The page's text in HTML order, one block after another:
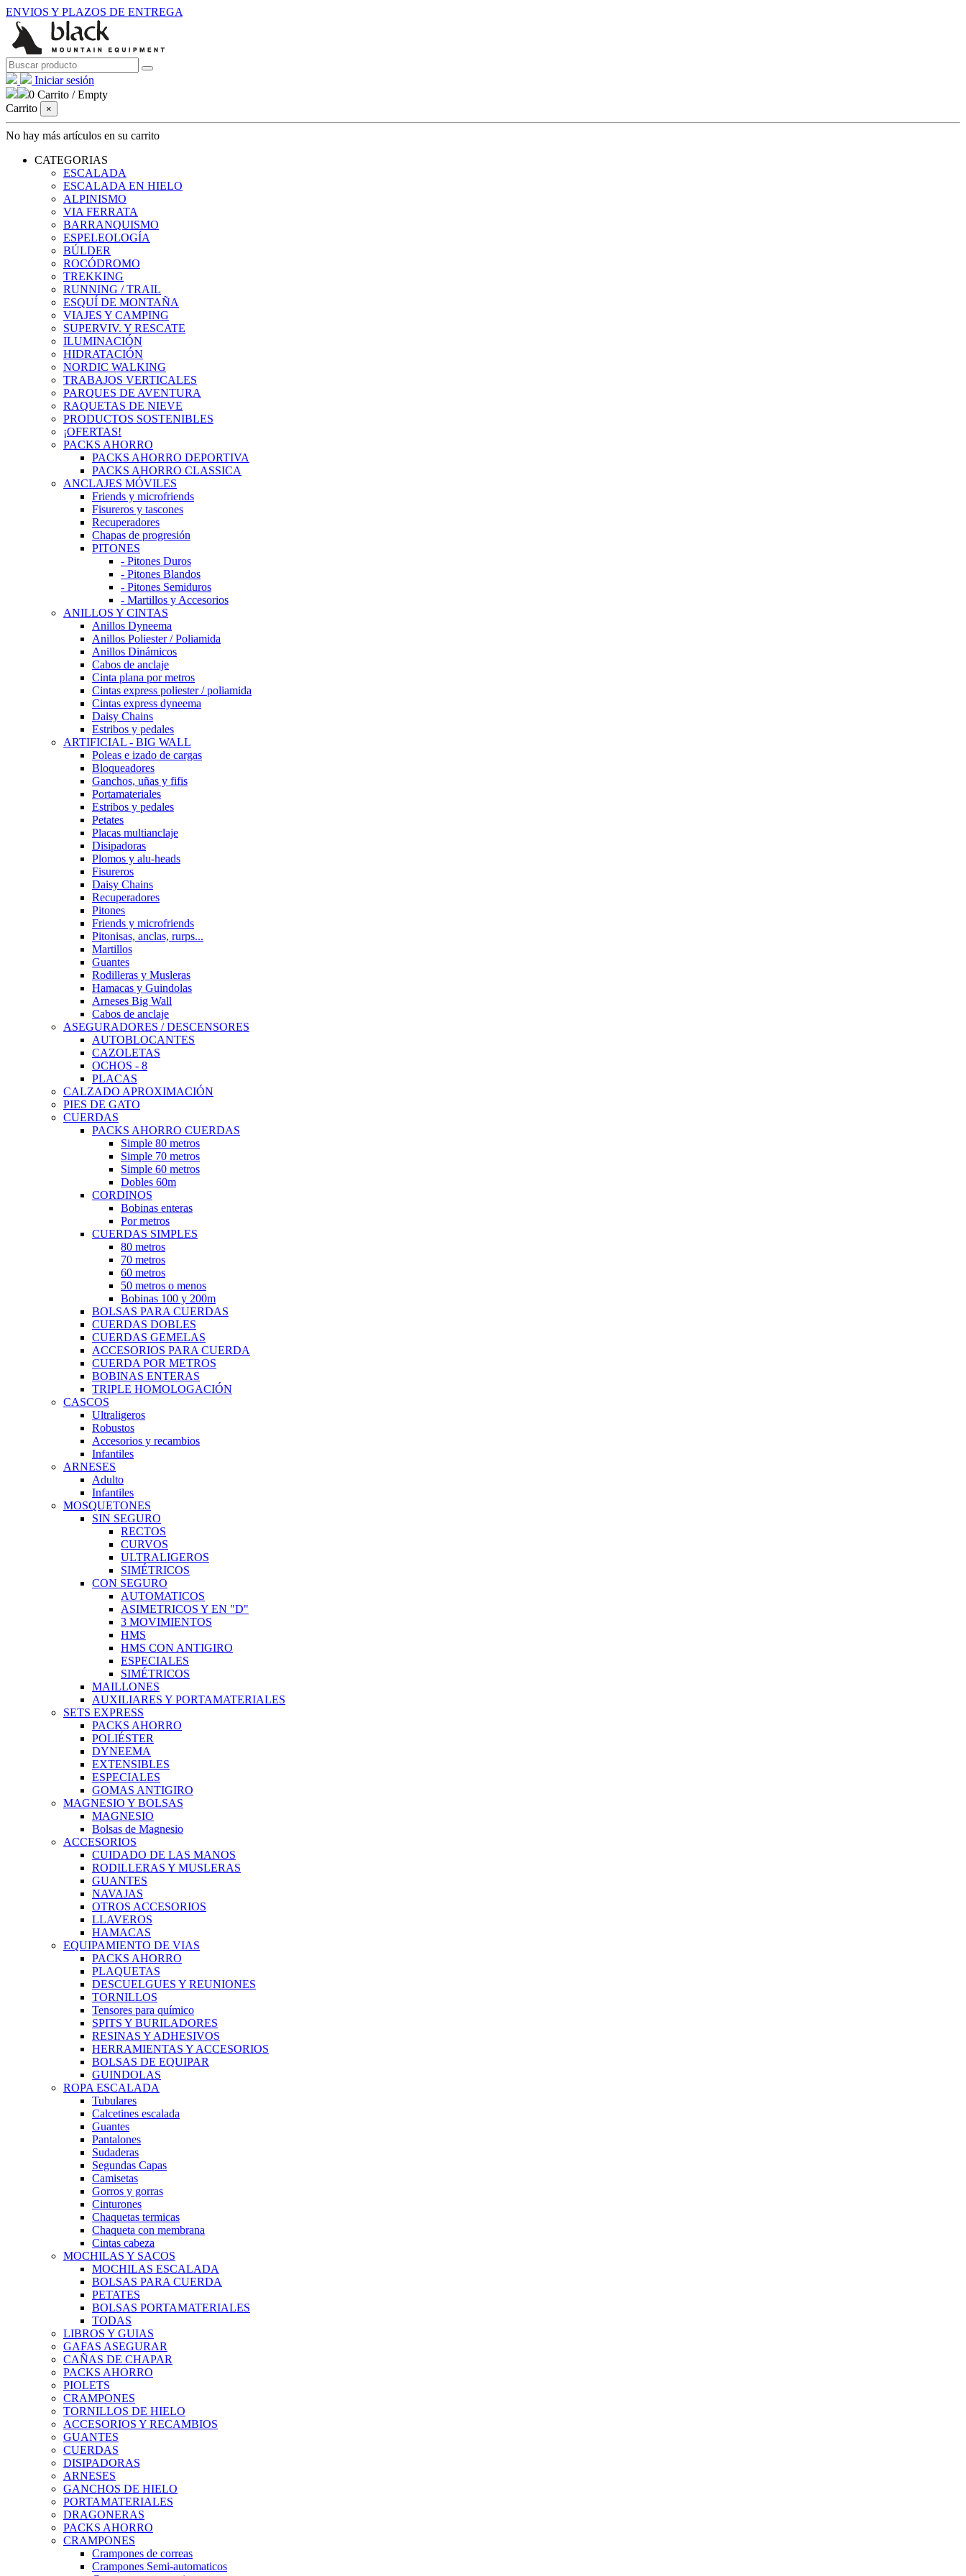
ENVIOS Y PLAZOS DE ENTREGA
Iniciar sesión
0 Carrito /Empty
Carrito
×
No hay más artículos en su carrito
CATEGORIAS
ESCALADA
ESCALADA EN HIELO
ALPINISMO
VIA FERRATA
BARRANQUISMO
ESPELEOLOGÍA
BÚLDER
ROCÓDROMO
TREKKING
RUNNING / TRAIL
ESQUÍ DE MONTAÑA
VIAJES Y CAMPING
SUPERVIV. Y RESCATE
ILUMINACIÓN
HIDRATACIÓN
NORDIC WALKING
TRABAJOS VERTICALES
PARQUES DE AVENTURA
RAQUETAS DE NIEVE
PRODUCTOS SOSTENIBLES
¡OFERTAS!
PACKS AHORRO
PACKS AHORRO DEPORTIVA
PACKS AHORRO CLASSICA
ANCLAJES MÓVILES
Friends y microfriends
Fisureros y tascones
Recuperadores
Chapas de progresión
PITONES
- Pitones Duros
- Pitones Blandos
- Pitones Semiduros
- Martillos y Accesorios
ANILLOS Y CINTAS
Anillos Dyneema
Anillos Poliester / Poliamida
Anillos Dinámicos
Cabos de anclaje
Cinta plana por metros
Cintas express poliester / poliamida
Cintas express dyneema
Daisy Chains
Estribos y pedales
ARTIFICIAL - BIG WALL
Poleas e izado de cargas
Bloqueadores
Ganchos, uñas y fifis
Portamateriales
Estribos y pedales
Petates
Placas multianclaje
Disipadoras
Plomos y alu-heads
Fisureros
Daisy Chains
Recuperadores
Pitones
Friends y microfriends
Pitonisas, anclas, rurps...
Martillos
Guantes
Rodilleras y Musleras
Hamacas y Guindolas
Arneses Big Wall
Cabos de anclaje
ASEGURADORES / DESCENSORES
AUTOBLOCANTES
CAZOLETAS
OCHOS - 8
PLACAS
CALZADO APROXIMACIÓN
PIES DE GATO
CUERDAS
PACKS AHORRO CUERDAS
Simple 80 metros
Simple 70 metros
Simple 60 metros
Dobles 60m
CORDINOS
Bobinas enteras
Por metros
CUERDAS SIMPLES
80 metros
70 metros
60 metros
50 metros o menos
Bobinas 100 y 200m
BOLSAS PARA CUERDAS
CUERDAS DOBLES
CUERDAS GEMELAS
ACCESORIOS PARA CUERDA
CUERDA POR METROS
BOBINAS ENTERAS
TRIPLE HOMOLOGACIÓN
CASCOS
Ultraligeros
Robustos
Accesorios y recambios
Infantiles
ARNESES
Adulto
Infantiles
MOSQUETONES
SIN SEGURO
RECTOS
CURVOS
ULTRALIGEROS
SIMÉTRICOS
CON SEGURO
AUTOMATICOS
ASIMETRICOS Y EN "D"
3 MOVIMIENTOS
HMS
HMS CON ANTIGIRO
ESPECIALES
SIMÉTRICOS
MAILLONES
AUXILIARES Y PORTAMATERIALES
SETS EXPRESS
PACKS AHORRO
POLIÉSTER
DYNEEMA
EXTENSIBLES
ESPECIALES
GOMAS ANTIGIRO
MAGNESIO Y BOLSAS
MAGNESIO
Bolsas de Magnesio
ACCESORIOS
CUIDADO DE LAS MANOS
RODILLERAS Y MUSLERAS
GUANTES
NAVAJAS
OTROS ACCESORIOS
LLAVEROS
HAMACAS
EQUIPAMIENTO DE VIAS
PACKS AHORRO
PLAQUETAS
DESCUELGUES Y REUNIONES
TORNILLOS
Tensores para químico
SPITS Y BURILADORES
RESINAS Y ADHESIVOS
HERRAMIENTAS Y ACCESORIOS
BOLSAS DE EQUIPAR
GUINDOLAS
ROPA ESCALADA
Tubulares
Calcetines escalada
Guantes
Pantalones
Sudaderas
Segundas Capas
Camisetas
Gorros y gorras
Cinturones
Chaquetas termicas
Chaqueta con membrana
Cintas cabeza
MOCHILAS Y SACOS
MOCHILAS ESCALADA
BOLSAS PARA CUERDA
PETATES
BOLSAS PORTAMATERIALES
TODAS
LIBROS Y GUIAS
GAFAS ASEGURAR
CAÑAS DE CHAPAR
PACKS AHORRO
PIOLETS
CRAMPONES
TORNILLOS DE HIELO
ACCESORIOS Y RECAMBIOS
GUANTES
CUERDAS
DISIPADORAS
ARNESES
GANCHOS DE HIELO
PORTAMATERIALES
DRAGONERAS
PACKS AHORRO
CRAMPONES
Crampones de correas
Crampones Semi-automaticos